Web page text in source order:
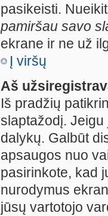
pasikeisti.
pamiršau savo
ekrane ir ne už
Į viršų
Aš
Iš pradžių
slaptažodį.
dalykų. Galbūt
apsaugos nuo
pasirinkote, kad
nurodymus
jūsų vartotojo